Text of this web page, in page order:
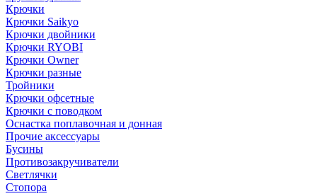
Крючки
Крючки Saikyo
Крючки двойники
Крючки RYOBI
Крючки Owner
Крючки разные
Тройники
Крючки офсетные
Крючки с поводком
Оснастка поплавочная и донная
Прочие аксессуары
Бусины
Противозакручиватели
Светлячки
Стопора